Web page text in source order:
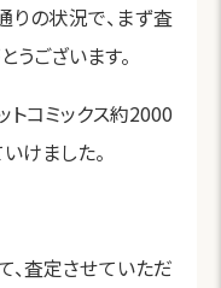
の状況で、まず査
うございます。
トコミックス約2000
いけました。
、査定させていただ